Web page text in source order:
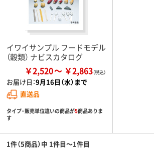
イワイサンプル フードモデル
（穀類） ナビスカタログ
￥2,520 ￥2,863
お届け日：9月16日（水）まで
直送品
タイプ・販売単位違いの商品が5商品ありま
す
1件（5商品）中 1件目～1件目